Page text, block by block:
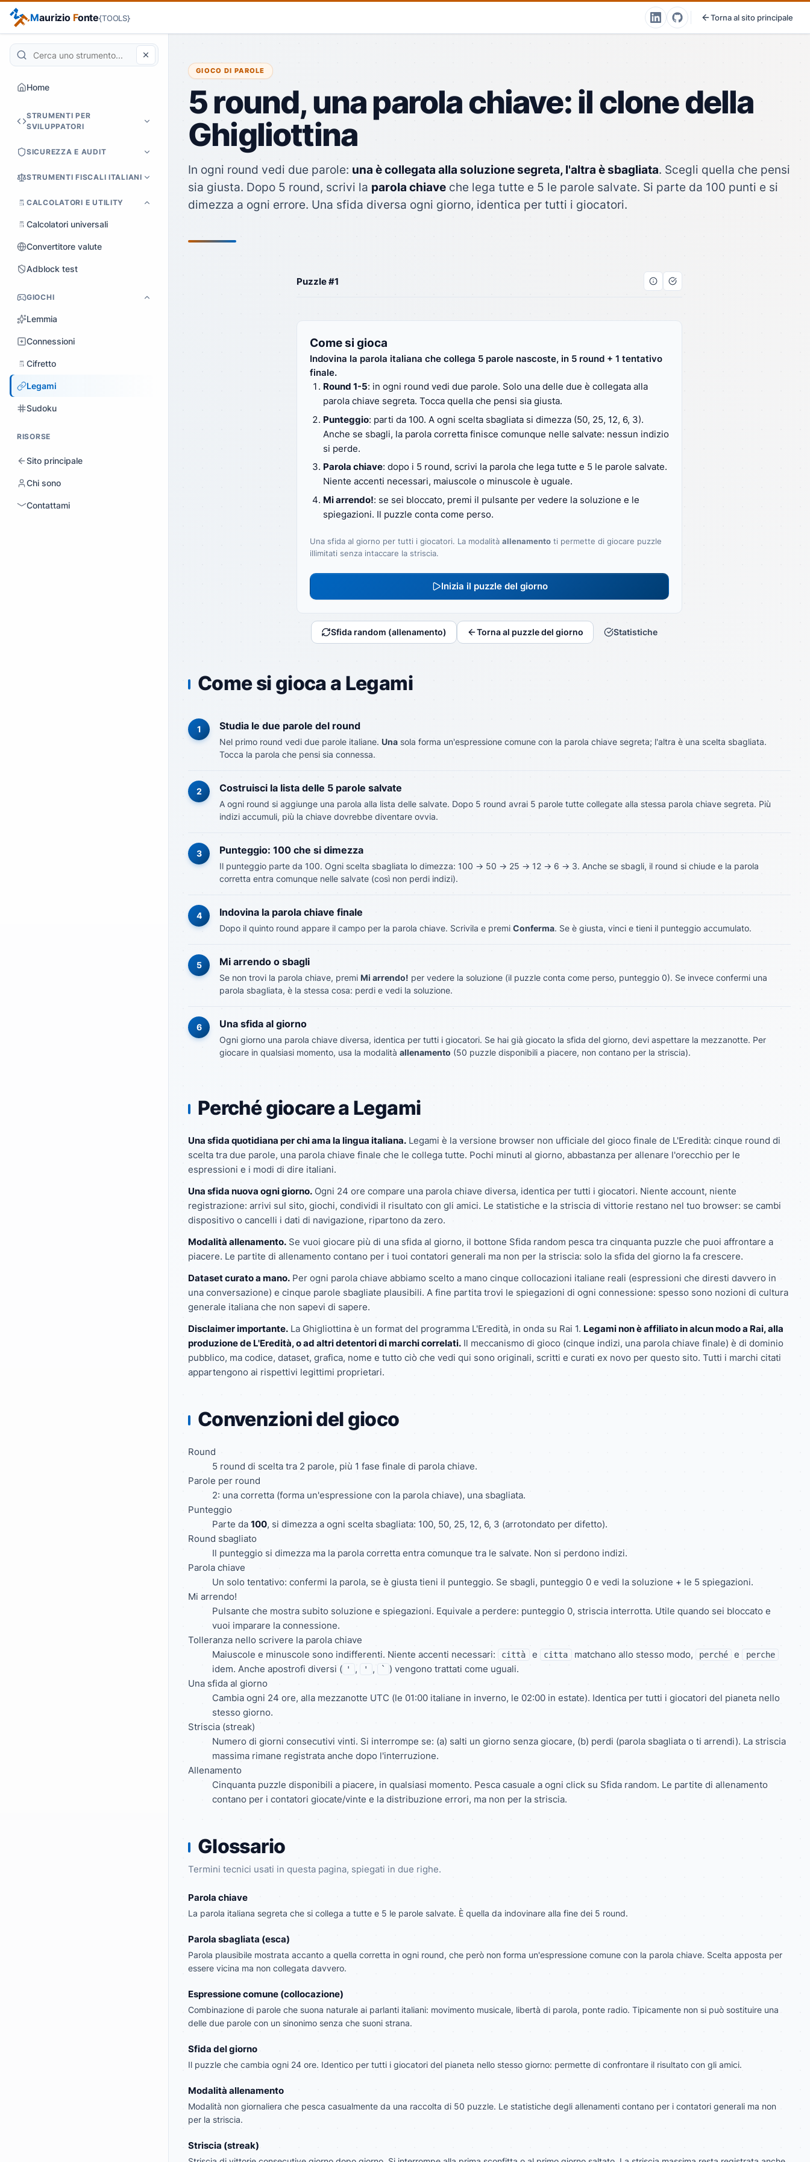
Maurizio Fonte{TOOLS} Torna al sito principale
Cerca tra gli strumenti
Home
STRUMENTI PER
SVILUPPATORI
SICUREZZA E AUDIT
STRUMENTI FISCALI ITALIANI
CALCOLATORI E UTILITY
Calcolatori universali
Convertitore valute
Adblock test
GIOCHI
Lemmia
Connessioni
Cifretto
Legami
Sudoku
RISORSE
Sito principale
Chi sono
Contattami
GIOCO DI PAROLE
5 round, una parola chiave: il clone della
Ghigliottina
In ogni round vedi due parole: una è collegata alla soluzione segreta, l'altra è sbagliata. Scegli quella che pensi
sia giusta. Dopo 5 round, scrivi la parola chiave che lega tutte e 5 le parole salvate. Si parte da 100 punti e si
dimezza a ogni errore. Una sfida diversa ogni giorno, identica per tutti i giocatori.
Puzzle #1
Come si gioca
Indovina la parola italiana che collega 5 parole nascoste, in 5 round + 1 tentativo
finale.
Round 1-5: in ogni round vedi due parole. Solo una delle due è collegata alla
parola chiave segreta. Tocca quella che pensi sia giusta.
Punteggio: parti da 100. A ogni scelta sbagliata si dimezza (50, 25, 12, 6, 3).
Anche se sbagli, la parola corretta finisce comunque nelle salvate: nessun indizio
si perde.
Parola chiave: dopo i 5 round, scrivi la parola che lega tutte e 5 le parole salvate.
Niente accenti necessari, maiuscole o minuscole è uguale.
Mi arrendo!: se sei bloccato, premi il pulsante per vedere la soluzione e le
spiegazioni. Il puzzle conta come perso.
Una sfida al giorno per tutti i giocatori. La modalità allenamentoti permette di giocare puzzle
illimitati senza intaccare la striscia.
Inizia il puzzle del giorno
Sfida random (allenamento) Torna al puzzle del giorno Statistiche
Come si gioca a Legami
1 Studia le due parole del round
Nel primo round vedi due parole italiane. Una sola forma un'espressione comune con la parola chiave segreta; l'altra è una scelta sbagliata.
Tocca la parola che pensi sia connessa.
2 Costruisci la lista delle 5 parole salvate
A ogni round si aggiunge una parola alla lista delle salvate. Dopo 5 round avrai 5 parole tutte collegate alla stessa parola chiave segreta. Più
indizi accumuli, più la chiave dovrebbe diventare ovvia.
3 Punteggio: 100 che si dimezza
Il punteggio parte da 100. Ogni scelta sbagliata lo dimezza: 100 → 50 → 25 → 12 → 6 → 3. Anche se sbagli, il round si chiude e la parola
corretta entra comunque nelle salvate (così non perdi indizi).
4 Indovina la parola chiave finale
Dopo il quinto round appare il campo per la parola chiave. Scrivila e premi Conferma. Se è giusta, vinci e tieni il punteggio accumulato.
5 Mi arrendo o sbagli
Se non trovi la parola chiave, premi Mi arrendo! per vedere la soluzione (il puzzle conta come perso, punteggio 0). Se invece confermi una
parola sbagliata, è la stessa cosa: perdi e vedi la soluzione.
6 Una sfida al giorno
Ogni giorno una parola chiave diversa, identica per tutti i giocatori. Se hai già giocato la sfida del giorno, devi aspettare la mezzanotte. Per
giocare in qualsiasi momento, usa la modalità allenamento (50 puzzle disponibili a piacere, non contano per la striscia).
Perché giocare a Legami
Una sfida quotidiana per chi ama la lingua italiana. Legami è la versione browser non ufficiale del gioco finale de L'Eredità: cinque round di
scelta tra due parole, una parola chiave finale che le collega tutte. Pochi minuti al giorno, abbastanza per allenare l'orecchio per le
espressioni e i modi di dire italiani.
Una sfida nuova ogni giorno. Ogni 24 ore compare una parola chiave diversa, identica per tutti i giocatori. Niente account, niente
registrazione: arrivi sul sito, giochi, condividi il risultato con gli amici. Le statistiche e la striscia di vittorie restano nel tuo browser: se cambi
dispositivo o cancelli i dati di navigazione, ripartono da zero.
Modalità allenamento. Se vuoi giocare più di una sfida al giorno, il bottone Sfida random pesca tra cinquanta puzzle che puoi affrontare a
piacere. Le partite di allenamento contano per i tuoi contatori generali ma non per la striscia: solo la sfida del giorno la fa crescere.
Dataset curato a mano. Per ogni parola chiave abbiamo scelto a mano cinque collocazioni italiane reali (espressioni che diresti davvero in
una conversazione) e cinque parole sbagliate plausibili. A fine partita trovi le spiegazioni di ogni connessione: spesso sono nozioni di cultura
generale italiana che non sapevi di sapere.
Disclaimer importante. La Ghigliottina è un format del programma L'Eredità, in onda su Rai 1. Legami non è affiliato in alcun modo a Rai, alla
produzione de L'Eredità, o ad altri detentori di marchi correlati. Il meccanismo di gioco (cinque indizi, una parola chiave finale) è di dominio
pubblico, ma codice, dataset, grafica, nome e tutto ciò che vedi qui sono originali, scritti e curati ex novo per questo sito. Tutti i marchi citati
appartengono ai rispettivi legittimi proprietari.
Convenzioni del gioco
Round
5 round di scelta tra 2 parole, più 1 fase finale di parola chiave.
Parole per round
2: una corretta (forma un'espressione con la parola chiave), una sbagliata.
Punteggio
Parte da 100, si dimezza a ogni scelta sbagliata: 100, 50, 25, 12, 6, 3 (arrotondato per difetto).
Round sbagliato
Il punteggio si dimezza ma la parola corretta entra comunque tra le salvate. Non si perdono indizi.
Parola chiave
Un solo tentativo: confermi la parola, se è giusta tieni il punteggio. Se sbagli, punteggio 0 e vedi la soluzione + le 5 spiegazioni.
Mi arrendo!
Pulsante che mostra subito soluzione e spiegazioni. Equivale a perdere: punteggio 0, striscia interrotta. Utile quando sei bloccato e
vuoi imparare la connessione.
Tolleranza nello scrivere la parola chiave
Maiuscole e minuscole sono indifferenti. Niente accenti necessari:
città e citta matchano allo stesso modo, perché e perche
idem. Anche apostrofi diversi ( ' , ' , `
) vengono trattati come uguali.
Una sfida al giorno
Cambia ogni 24 ore, alla mezzanotte UTC (le 01:00 italiane in inverno, le 02:00 in estate). Identica per tutti i giocatori del pianeta nello
stesso giorno.
Striscia (streak)
Numero di giorni consecutivi vinti. Si interrompe se: (a) salti un giorno senza giocare, (b) perdi (parola sbagliata o ti arrendi). La striscia
massima rimane registrata anche dopo l'interruzione.
Allenamento
Cinquanta puzzle disponibili a piacere, in qualsiasi momento. Pesca casuale a ogni click su Sfida random. Le partite di allenamento
contano per i contatori giocate/vinte e la distribuzione errori, ma non per la striscia.
Glossario
Termini tecnici usati in questa pagina, spiegati in due righe.
Parola chiave
La parola italiana segreta che si collega a tutte e 5 le parole salvate. È quella da indovinare alla fine dei 5 round.
Parola sbagliata (esca)
Parola plausibile mostrata accanto a quella corretta in ogni round, che però non forma un'espressione comune con la parola chiave. Scelta apposta per
essere vicina ma non collegata davvero.
Espressione comune (collocazione)
Combinazione di parole che suona naturale ai parlanti italiani: movimento musicale, libertà di parola, ponte radio. Tipicamente non si può sostituire una
delle due parole con un sinonimo senza che suoni strana.
Sfida del giorno
Il puzzle che cambia ogni 24 ore. Identico per tutti i giocatori del pianeta nello stesso giorno: permette di confrontare il risultato con gli amici.
Modalità allenamento
Modalità non giornaliera che pesca casualmente da una raccolta di 50 puzzle. Le statistiche degli allenamenti contano per i contatori generali ma non
per la striscia.
Striscia (streak)